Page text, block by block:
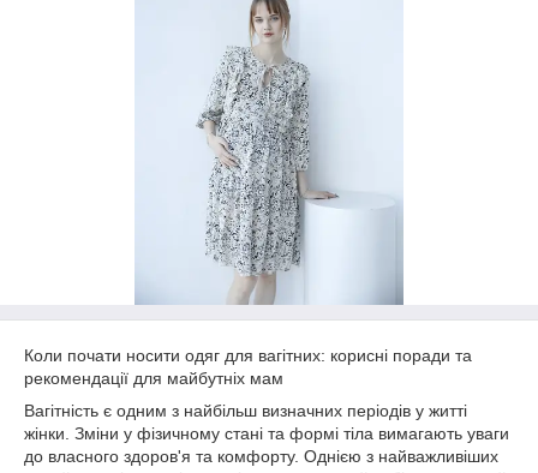
Коли почати носити одяг для вагітних: корисні поради та
рекомендації для майбутніх мам
Вагітність є одним з найбільш визначних періодів у житті
жінки. Зміни у фізичному стані та формі тіла вимагають уваги
до власного здоров'я та комфорту. Однією з найважливіших